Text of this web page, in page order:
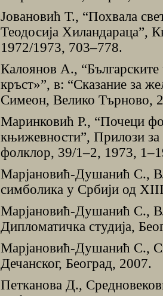
Jовановић Т., “Похвала
Теодосиjа Хиландараца”,
1972/1973, 703–778.
Калоянов А., “Българските
кръст»”, в: “Сказание за
Симеон, Велико Търново,
Маринковић Р., “Почеци
књижевности”, Прилози
фолклор, 39/1–2, 1973,
Марјановић-Душанић С.,
симболика у Србиjи од
Марјановић-Душанић С.,
Дипломатичка студија,
Марјановић-Душанић С.,
Дечанског, Београд, 2007.
Петканова Д.,